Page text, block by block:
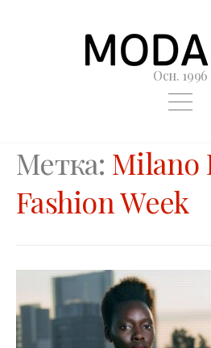
Осн. 1996
Метка: Milano
Fashion Week